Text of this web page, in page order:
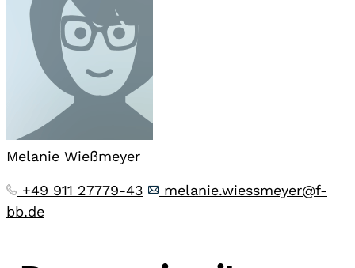
Melanie Wießmeyer
+49 911 27779-43
melanie.wiessmeyer@f-
bb.de